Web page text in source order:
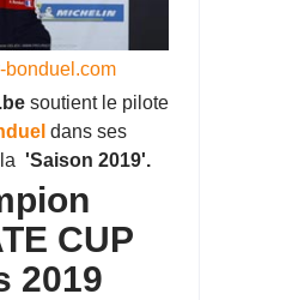
bonduel.com
soutient le pilote
dans ses
'Saison 2019'.
CUP
2019